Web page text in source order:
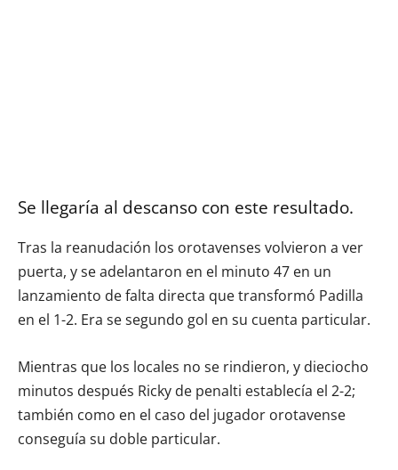
Se llegaría al descanso con este resultado.
Tras la reanudación los orotavenses volvieron a ver
puerta, y se adelantaron en el minuto 47 en un
lanzamiento de falta directa que transformó Padilla
en el 1-2. Era se segundo gol en su cuenta particular.
Mientras que los locales no se rindieron, y dieciocho
minutos después Ricky de penalti establecía el 2-2;
también como en el caso del jugador orotavense
conseguía su doble particular.